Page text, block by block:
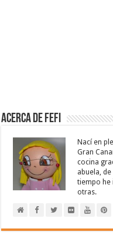
Acerca de Fefi
Nací en
Gran
cocina
abuela,
tiempo he
otras.